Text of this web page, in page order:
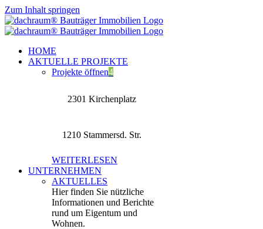
Zum Inhalt springen
HOME
AKTUELLE PROJEKTE
Projekte öffnen4
2301 Kirchenplatz
1210 Stammersd. Str.
WEITERLESEN
UNTERNEHMEN
AKTUELLES
Hier finden Sie nützliche
Informationen und Berichte
rund um Eigentum und
Wohnen.